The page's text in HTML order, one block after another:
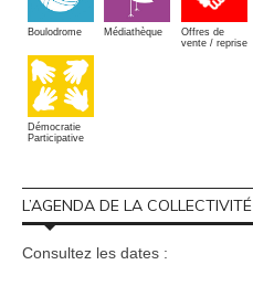
Boulodrome Médiathèque
Offres de
vente / reprise
Démocratie
Participative
L’AGENDA DE LA COLLECTIVITÉ
Consultez les dates :